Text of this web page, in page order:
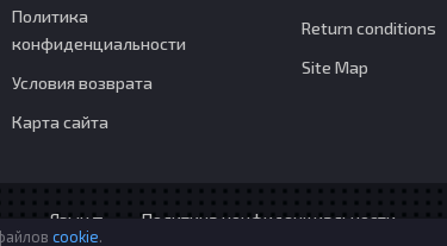
Политика
конфиденциальности
Условия возврата
Карта сайта
Return conditions
Site Map
Язык Политика конфиденциальности